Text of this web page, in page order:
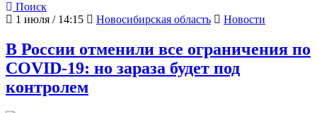
Поиск
1 июля / 14:15
Новосибирская область Новости
В России отменили все ограничения по
COVID-19: но зараза будет под
контролем